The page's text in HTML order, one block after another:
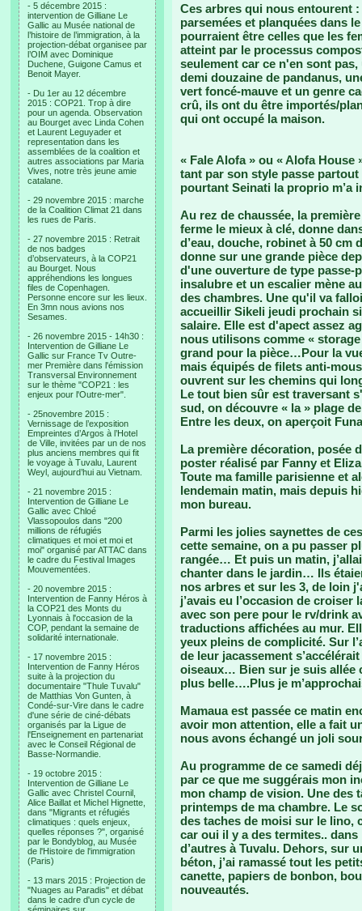
- 5 décembre 2015 :
intervention de Gilliane Le
Gallic au Musée national de
l’histoire de l’immigration, à la
projection-débat organisee par
l’OIM avec Dominique
Duchene, Guigone Camus et
Benoit Mayer.
- Du 1er au 12 décembre
2015 : COP21. Trop à dire
pour un agenda. Observation
au Bourget avec Linda Cohen
et Laurent Leguyader et
representation dans les
assemblées de la coalition et
autres associations par Maria
Vives, notre très jeune amie
catalane.
- 29 novembre 2015 : marche
de la Coalition Climat 21 dans
les rues de Paris.
- 27 novembre 2015 : Retrait
de nos badges
d’observateurs, à la COP21
au Bourget. Nous
appréhendions les longues
files de Copenhagen.
Personne encore sur les lieux.
En 3mn nous avions nos
Sesames.
- 26 novembre 2015 - 14h30 :
Intervention de Gilliane Le
Gallic sur France Tv Outre-
mer Première dans l'émission
Transversal Environnement
sur le thème "COP21 : les
enjeux pour l'Outre-mer".
- 25novembre 2015 :
Vernissage de l’exposition
Empreintes d’Argos à l’Hotel
de Ville, invitées par un de nos
plus anciens membres qui fit
le voyage à Tuvalu, Laurent
Weyl, aujourd’hui au Vietnam.
- 21 novembre 2015 :
Intervention de Gilliane Le
Gallic avec Chloé
Vlassopoulos dans "200
millions de réfugiés
climatiques et moi et moi et
moi" organisé par ATTAC dans
le cadre du Festival Images
Mouvementées.
- 20 novembre 2015 :
Intervention de Fanny Héros à
la COP21 des Monts du
Lyonnais à l'occasion de la
COP, pendant la semaine de
solidarité internationale.
- 17 novembre 2015 :
Intervention de Fanny Héros
suite à la projection du
documentaire "Thule Tuvalu"
de Matthias Von Gunten, à
Condé-sur-Vire dans le cadre
d'une série de ciné-débats
organisés par la Ligue de
l'Enseignement en partenariat
avec le Conseil Régional de
Basse-Normandie.
- 19 octobre 2015 :
Intervention de Gilliane Le
Gallic avec Christel Cournil,
Alice Baillat et Michel Hignette,
dans "Migrants et réfugiés
climatiques : quels enjeux,
quelles réponses ?", organisé
par le Bondyblog, au Musée
de l'Histoire de l'immigration
(Paris)
- 13 mars 2015 : Projection de
"Nuages au Paradis" et débat
dans le cadre d'un cycle de
Ces arbres qui nous entourent
parsemées et planquées dans
pourraient être celles que les
atteint par le processus
seulement car ce n'en sont
demi douzaine de pandanus,
vert foncé-mauve et un genre
crû, ils ont du être importés/
qui ont occupé la maison.
« Fale Alofa » ou « Alofa House
tant par son style passe
pourtant Seinati la proprio m’a
Au rez de chaussée, la
ferme le mieux à clé, donne
d’eau, douche, robinet à 50
donne sur une grande pièce
d'une ouverture de type
insalubre et un escalier mène
des chambres. Une qu'il va
accueillir Sikeli jeudi prochain
salaire. Elle est d'apect assez
nous utilisons comme «
grand pour la pièce…Pour la
mais équipés de filets anti-
ouvrent sur les chemins qui
Le tout bien sûr est traversant
sud, on découvre « la » plage
Entre les deux, on aperçoit
La première décoration, posée
poster réalisé par Fanny et
Toute ma famille parisienne et
lendemain matin, mais depuis
mon bureau.
Parmi les jolies saynettes de
cette semaine, on a pu passer
rangée… Et puis un matin,
chanter dans le jardin… Ils
nos arbres et sur les 3, de loin
j’avais eu l’occasion de
avec son pere pour le rv/drink
traductions affichées au mur.
yeux pleins de complicité. Sur
de leur jacassement
oiseaux… Bien sur je suis allée
plus belle….Plus je
Mamaua est passée ce matin
avoir mon attention, elle a fait
nous avons échangé un joli
Au programme de ce samedi
par ce que me suggérais mon
mon champ de vision. Une des
printemps de ma chambre. Le
des taches de moisi sur le lino,
car oui il y a des termites..
d’autres à Tuvalu. Dehors, sur
béton, j’ai ramassé tout les
canette, papiers de bonbon,
nouveautés.